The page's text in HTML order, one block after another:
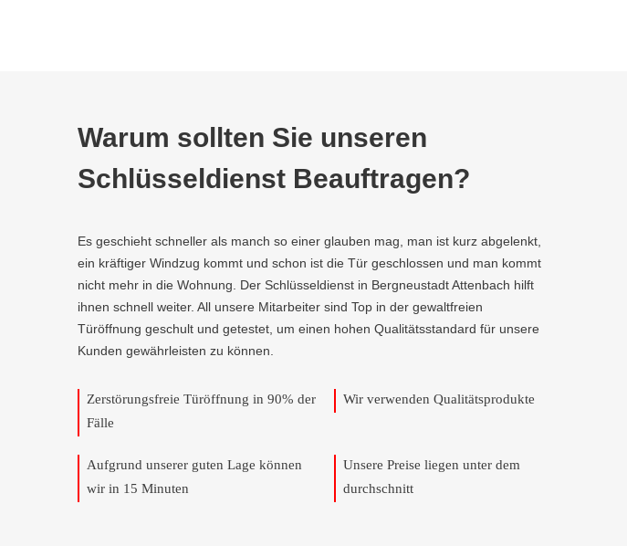
Warum sollten Sie unseren
Schlüsseldienst Beauftragen?
Es geschieht schneller als manch so einer glauben mag, man ist kurz abgelenkt,
ein kräftiger Windzug kommt und schon ist die Tür geschlossen und man kommt
nicht mehr in die Wohnung. Der Schlüsseldienst in Bergneustadt Attenbach hilft
ihnen schnell weiter. All unsere Mitarbeiter sind Top in der gewaltfreien
Türöffnung geschult und getestet, um einen hohen Qualitätsstandard für unsere
Kunden gewährleisten zu können.
Zerstörungsfreie Türöffnung in 90% der
Fälle
Wir verwenden Qualitätsprodukte
Aufgrund unserer guten Lage können
wir in 15 Minuten
Unsere Preise liegen unter dem
durchschnitt